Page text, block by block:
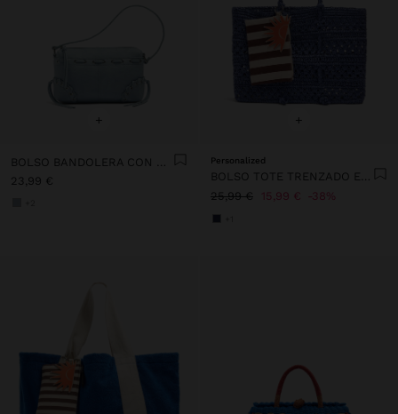
+
BOLSO BANDOLERA CON DETALLES TRENZADOS
23,99 €
+
Personalized
BOLSO TOTE TRENZADO EFECTO RAFIA
25,99 €
15,99 € 38%